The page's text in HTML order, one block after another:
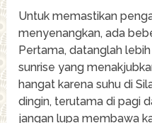
Untuk memastikan
menyenangkan, ada
Pertama, datanglah
sunrise yang
hangat karena suhu di
dingin, terutama di pagi
jangan lupa membawa